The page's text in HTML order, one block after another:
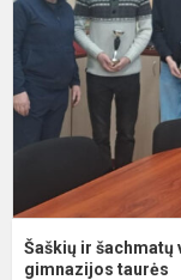
Šaškių ir
gimnazijos taurės